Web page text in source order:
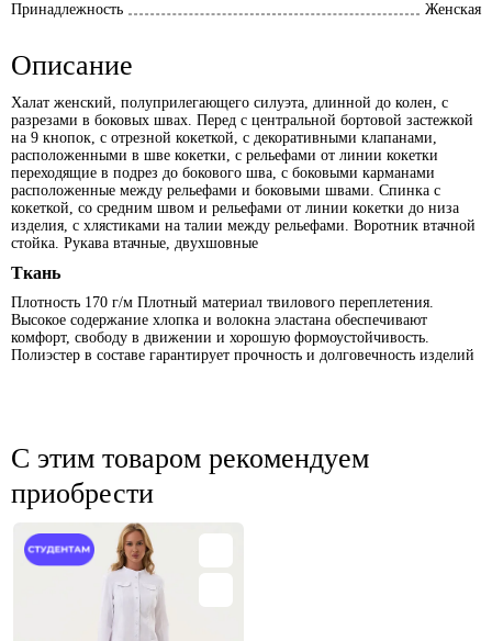
Принадлежность
Женская
Описание
Халат женский, полуприлегающего силуэта, длинной до колен, с
разрезами в боковых швах. Перед с центральной бортовой застежкой
на 9 кнопок, с отрезной кокеткой, с декоративными клапанами,
расположенными в шве кокетки, с рельефами от линии кокетки
переходящие в подрез до бокового шва, с боковыми карманами
расположенные между рельефами и боковыми швами. Спинка с
кокеткой, со средним швом и рельефами от линии кокетки до низа
изделия, с хлястиками на талии между рельефами. Воротник втачной
стойка. Рукава втачные, двухшовные
Ткань
Плотность 170 г/м Плотный материал твилового переплетения.
Высокое содержание хлопка и волокна эластана обеспечивают
комфорт, свободу в движении и хорошую формоустойчивость.
Полиэстер в составе гарантирует прочность и долговечность изделий
С этим товаром рекомендуем
приобрести